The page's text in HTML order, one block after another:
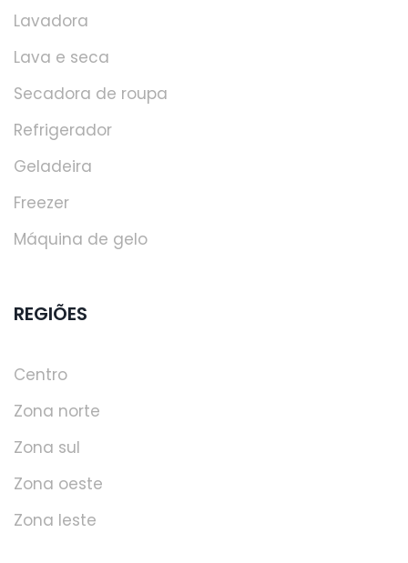
Lavadora
Lava e seca
Secadora de roupa
Refrigerador
Geladeira
Freezer
Máquina de gelo
REGIÕES
Centro
Zona norte
Zona sul
Zona oeste
Zona leste